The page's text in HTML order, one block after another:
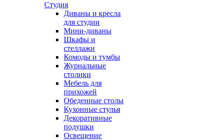
Студия
Диваны и кресла
для студии
Мини-диваны
Шкафы и
стеллажи
Комоды и тумбы
Журнальные
столики
Мебель для
прихожей
Обеденные столы
Кухонные стулья
Декоративные
подушки
Освещение